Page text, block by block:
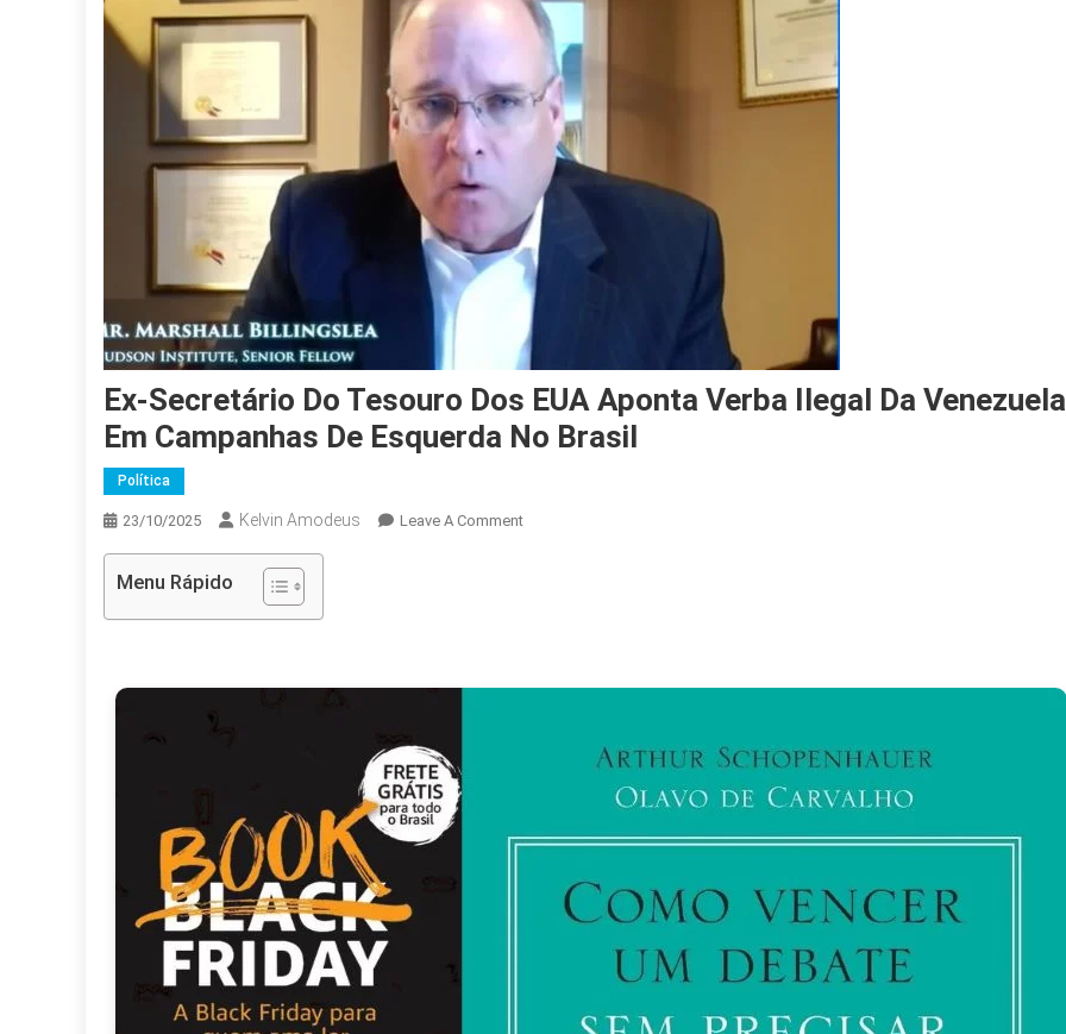
Ex-Secretário Do Tesouro Dos EUA Aponta Verba Ilegal Da Venezuela
Em Campanhas De Esquerda No Brasil
Política
23/10/2025 Kelvin Amodeus Leave A CommentOn
Em
Esquerda
Menu Rápido